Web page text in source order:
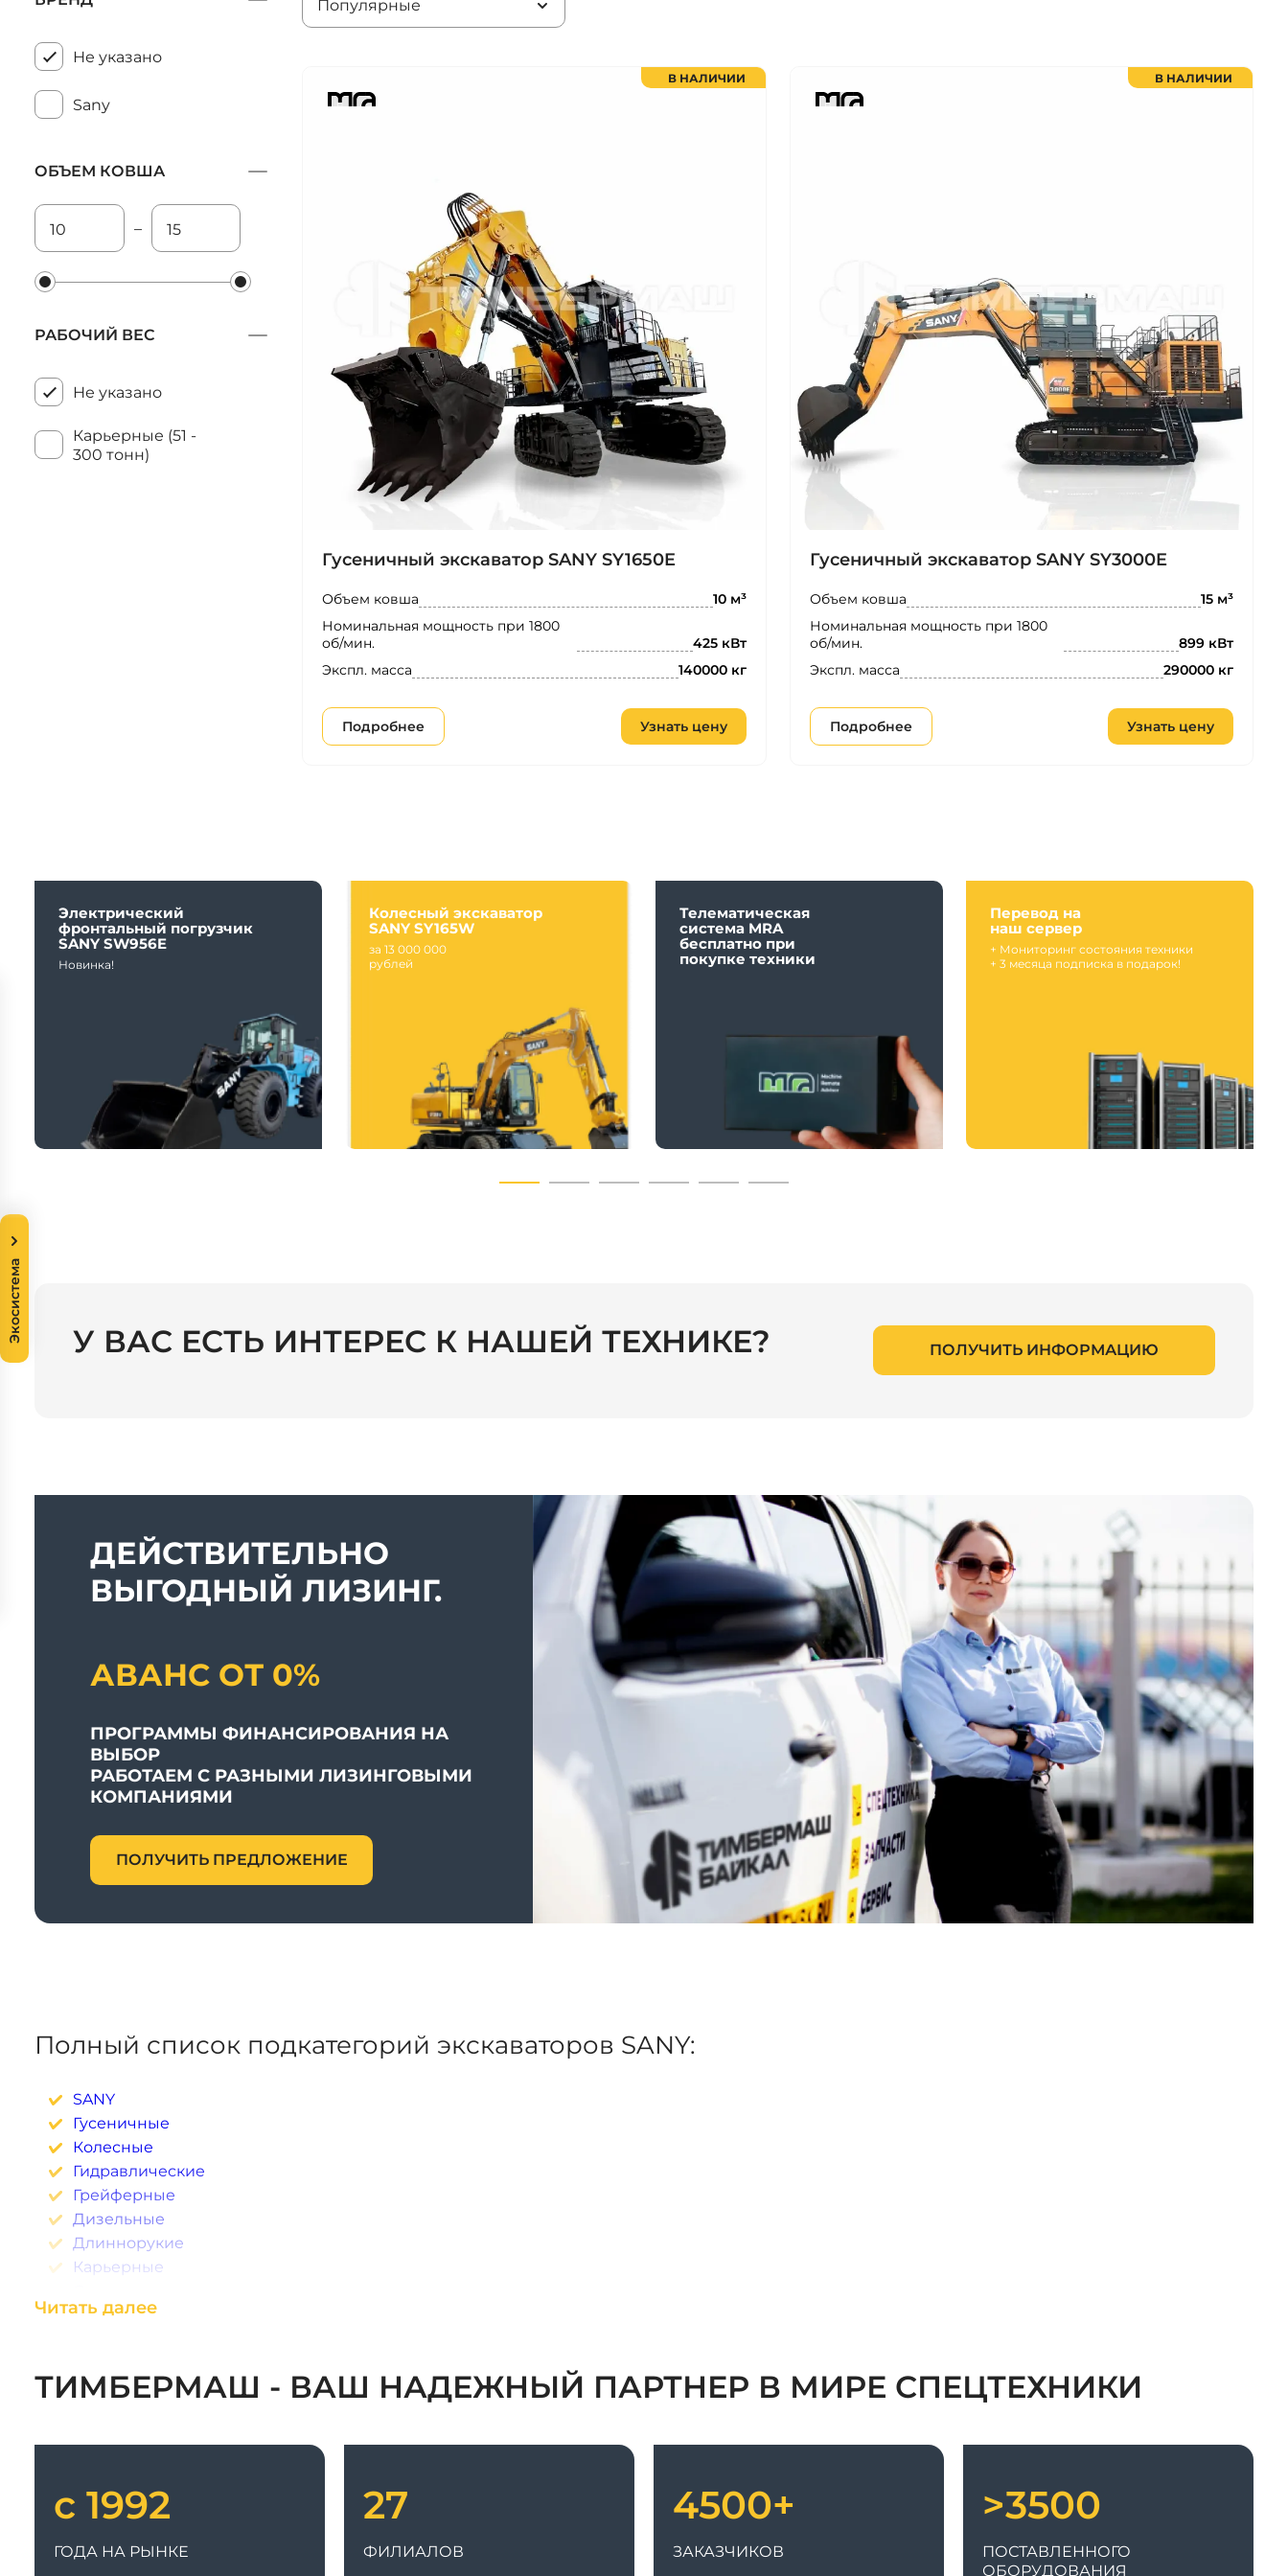
Не указано
Sany
ОБЪЕМ КОВША
–
РАБОЧИЙ ВЕС
Не указано
Карьерные (51 -
300 тонн)
Популярные
В НАЛИЧИИ
Гусеничный экскаватор SANY SY1650E
Объем ковша 10 м³
Номинальная мощность при 1800
об/мин.
425 кВт
Экспл. масса 140000 кг
Подробнее Узнать цену
В НАЛИЧИИ
Гусеничный экскаватор SANY SY3000E
Объем ковша 15 м³
Номинальная мощность при 1800
об/мин.
899 кВт
Экспл. масса 290000 кг
Подробнее Узнать цену
Электрический
фронтальный погрузчик
SANY SW956E
Новинка!
Колесный экскаватор
SANY SY165W
за 13 000 000
рублей
Телематическая
система MRA
бесплатно при
покупке техники
Перевод на
наш сервер
+ Мониторинг состояния техники
+ 3 месяца подписка в подарок!
У ВАС ЕСТЬ ИНТЕРЕС К НАШЕЙ ТЕХНИКЕ? ПОЛУЧИТЬ ИНФОРМАЦИЮ
ДЕЙСТВИТЕЛЬНО
ВЫГОДНЫЙ ЛИЗИНГ.
АВАНС ОТ 0%
ПРОГРАММЫ ФИНАНСИРОВАНИЯ НА
ВЫБОР
РАБОТАЕМ С РАЗНЫМИ ЛИЗИНГОВЫМИ
КОМПАНИЯМИ
ПОЛУЧИТЬ ПРЕДЛОЖЕНИЕ
Полный список подкатегорий экскаваторов SANY:
SANY
Гусеничные
Колесные
Гидравлические
Грейферные
Дизельные
Длиннорукие
Карьерные
Полноповоротные
Траншейные
Читать далее
ТИМБЕРМАШ - ВАШ НАДЕЖНЫЙ ПАРТНЕР В МИРЕ СПЕЦТЕХНИКИ
с 1992
ГОДА НА РЫНКЕ
27
ФИЛИАЛОВ
4500+
ЗАКАЗЧИКОВ
>3500
ПОСТАВЛЕННОГО
ОБОРУДОВАНИЯ
Экосистема